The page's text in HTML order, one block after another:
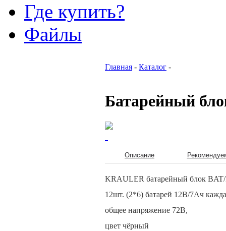
Где купить?
Файлы
Главная - Каталог -
Батарейный
Описание
KRAULER батарейный блок
12шт. (2*6) батарей 12В/7Ач
общее напряжение 72В,
цвет чёрный